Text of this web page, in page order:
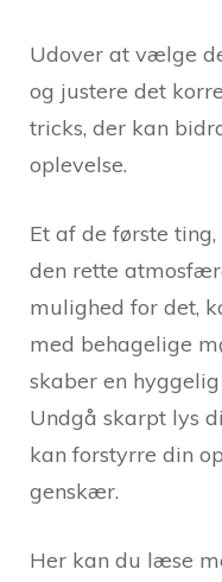
Udover at vælge
og justere det
tricks, der kan
oplevelse.
Et af de første
den rette
mulighed for det,
med behagelige
skaber en
Undgå skarpt lys
kan forstyrre din
genskær.
Her kan du læse